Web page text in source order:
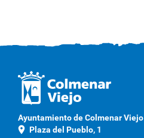
Ayuntamiento de Colmenar Viejo
location_on Plaza del Pueblo, 1